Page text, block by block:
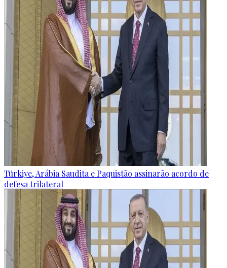
Türkiye, Arábia Saudita e Paquistão assinarão acordo de
defesa trilateral